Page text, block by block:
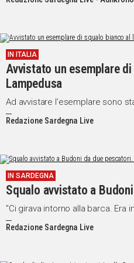
IN ITALIA
Avvistato un esemplare
Lampedusa
Ad avvistare l’esemplare sono
Redazione Sardegna Live
IN SARDEGNA
Squalo avvistato a
"Ci girava intorno alla barca. Era
Redazione Sardegna Live